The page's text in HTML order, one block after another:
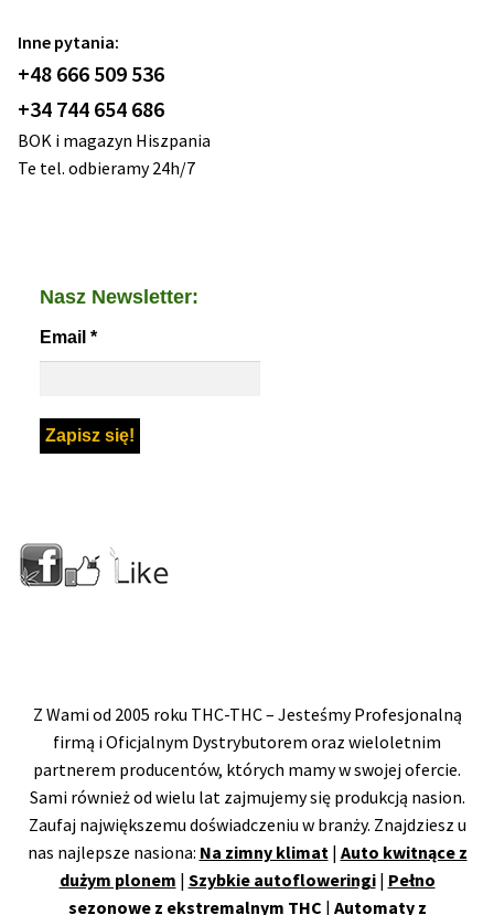
Inne pytania:
+48 666 509 536
+34 744 654 686
BOK i magazyn Hiszpania
Te tel. odbieramy 24h/7
Nasz Newsletter:
Email *
Z Wami od 2005 roku THC-THC – Jesteśmy Profesjonalną
firmą i Oficjalnym Dystrybutorem oraz wieloletnim
partnerem producentów, których mamy w swojej ofercie.
Sami również od wielu lat zajmujemy się produkcją nasion.
Zaufaj największemu doświadczeniu w branży. Znajdziesz u
nas najlepsze nasiona: Na zimny klimat| Auto kwitnące z
dużym plonem | Szybkie autofloweringi| Pełno
sezonowe z ekstremalnym THC | Automaty z